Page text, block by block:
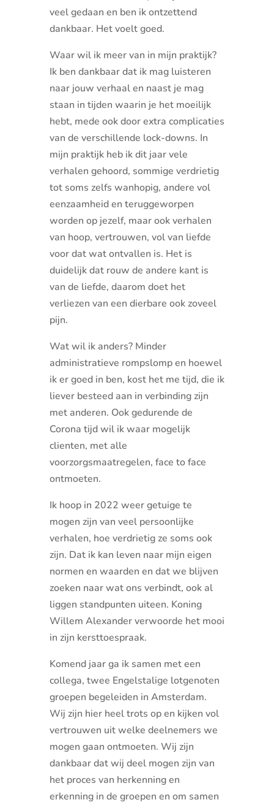
veel gedaan en ben ik ontzettend
dankbaar. Het voelt goed.
Waar wil ik meer van in mijn praktijk?
Ik ben dankbaar dat ik mag luisteren
naar jouw verhaal en naast je mag
staan in tijden waarin je het moeilijk
hebt, mede ook door extra complicaties
van de verschillende lock-downs. In
mijn praktijk heb ik dit jaar vele
verhalen gehoord, sommige verdrietig
tot soms zelfs wanhopig, andere vol
eenzaamheid en teruggeworpen
worden op jezelf, maar ook verhalen
van hoop, vertrouwen, vol van liefde
voor dat wat ontvallen is. Het is
duidelijk dat rouw de andere kant is
van de liefde, daarom doet het
verliezen van een dierbare ook zoveel
pijn.
Wat wil ik anders? Minder
administratieve rompslomp en hoewel
ik er goed in ben, kost het me tijd, die ik
liever besteed aan in verbinding zijn
met anderen. Ook gedurende de
Corona tijd wil ik waar mogelijk
clienten, met alle
voorzorgsmaatregelen, face to face
ontmoeten.
Ik hoop in 2022 weer getuige te
mogen zijn van veel persoonlijke
verhalen, hoe verdrietig ze soms ook
zijn. Dat ik kan leven naar mijn eigen
normen en waarden en dat we blijven
zoeken naar wat ons verbindt, ook al
liggen standpunten uiteen. Koning
Willem Alexander verwoorde het mooi
in zijn kersttoespraak.
Komend jaar ga ik samen met een
collega, twee Engelstalige lotgenoten
groepen begeleiden in Amsterdam.
Wij zijn hier heel trots op en kijken vol
vertrouwen uit welke deelnemers we
mogen gaan ontmoeten. Wij zijn
dankbaar dat wij deel mogen zijn van
het proces van herkenning en
erkenning in de groepen en om samen